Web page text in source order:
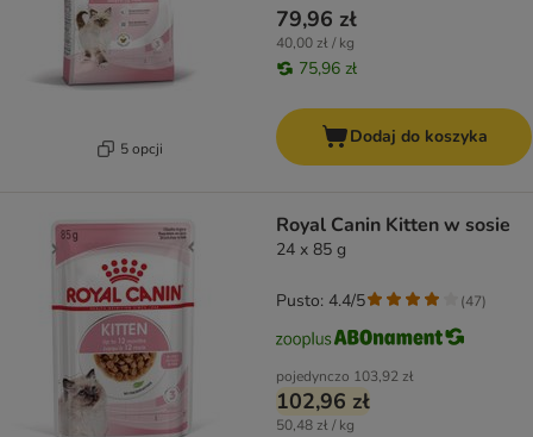
5 opcji
79,96 zł
40,00 zł / kg
75,96 zł
Dodaj do koszyka
Royal Canin Kitten w sosie
24 x 85 g
pojedynczo 103,92 zł
102,96 zł
50,48 zł / kg
Pusto: 4.4/5 (47)